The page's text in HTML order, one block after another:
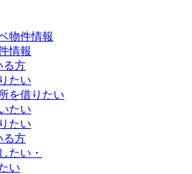
物件情報
情報
る方
たい
を借りたい
たい
たい
る方
たい・
い